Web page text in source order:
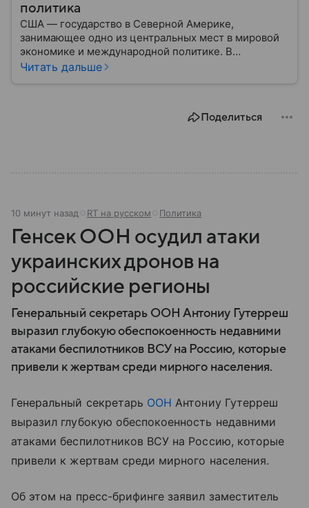
политика
США — государство в Северной Америке,
занимающее одно из центральных мест в мировой
экономике и международной политике. В
материале — основные сведения об этой стране.
Читать дальше
Поделиться
10 минут назад RT на русском Политика
Генсек ООН осудил атаки
украинских дронов на
российские регионы
Генеральный секретарь ООН Антониу Гутерреш
выразил глубокую обеспокоенность недавними
атаками беспилотников ВСУ на Россию, которые
привели к жертвам среди мирного населения.
Генеральный секретарь ООН Антониу Гутерреш
выразил глубокую обеспокоенность недавними
атаками беспилотников ВСУ на Россию, которые
привели к жертвам среди мирного населения.
Об этом на пресс-брифинге заявил заместитель